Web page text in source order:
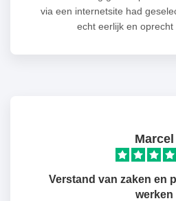
via een internetsite had
echt eerlijk en oprecht
Marcel
Verstand van zaken en
werken